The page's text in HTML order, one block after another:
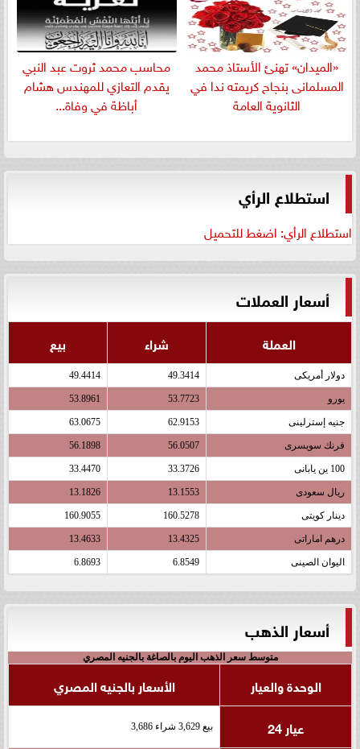
«الميدان» تهنئ الأستاذ محمد
المسلمانى بنجاح كريمته ندا في
الثانوية العامة
​محاسب محمد ثروت عبد النبي
يقدم التعازي للمهندس هشام
أباظة في وفاة...
استطلاع الرأي
استطلاع الرأي: اضغط للتحميل
أسعار العملات
العملة شراء بيع
دولار أمريكى 49.3414
49.4414
يورو 53.7723
53.8961
جنيه إسترلينى 62.9153
63.0675
فرنك سويسرى 56.0507
56.1898
100 ين يابانى 33.3726
33.4470
ريال سعودى 13.1553
13.1826
دينار كويتى 160.5278
160.9055
درهم اماراتى 13.4325
13.4633
اليوان الصينى 6.8549
6.8693
أسعار الذهب
متوسط سعر الذهب اليوم بالصاغة بالجنيه المصري
الوحدة والعيار
الأسعار بالجنيه المصري
عيار 24
بيع 3,629 شراء 3,686